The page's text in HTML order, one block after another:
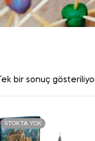
Tek bir sonuç
STOKTA YOK